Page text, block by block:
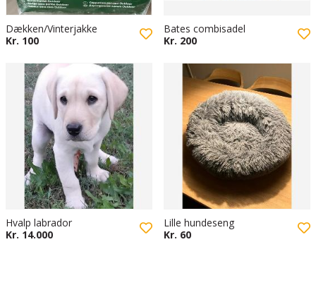
Dækken/Vinterjakke
Kr. 100
Bates combisadel
Kr. 200
Hvalp labrador
Kr. 14.000
Lille hundeseng
Kr. 60